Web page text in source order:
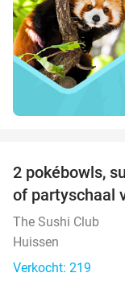
2 pokébowls,
of partyschaal
The Sushi Club
Huissen
Verkocht: 219